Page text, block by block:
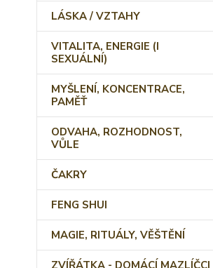
LÁSKA / VZTAHY
VITALITA, ENERGIE (I
SEXUÁLNÍ)
MYŠLENÍ, KONCENTRACE,
PAMĚŤ
ODVAHA, ROZHODNOST,
VŮLE
ČAKRY
FENG SHUI
MAGIE, RITUÁLY, VĚŠTĚNÍ
ZVÍŘÁTKA - DOMÁCÍ MAZLÍČCI